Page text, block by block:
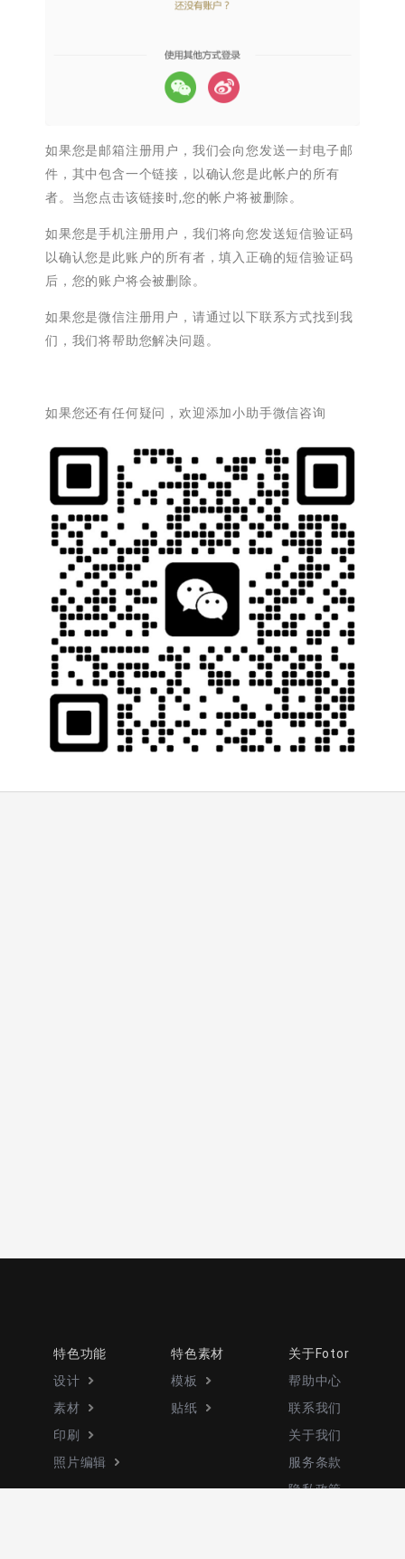
如果您是邮箱注册用户，我们会向您发送一封电子邮
件，其中包含一个链接，以确认您是此帐户的所有
者。当您点击该链接时,您的帐户将被删除。
如果您是手机注册用户，我们将向您发送短信验证码
以确认您是此账户的所有者，填入正确的短信验证码
后，您的账户将会被删除。
如果您是微信注册用户，请通过以下联系方式找到我
们，我们将帮助您解决问题。
如果您还有任何疑问，欢迎添加小助手微信咨询
特色功能
设计
素材
印刷
照片编辑
特色素材
模板
贴纸
关于Fotor
帮助中心
联系我们
关于我们
服务条款
隐私政策